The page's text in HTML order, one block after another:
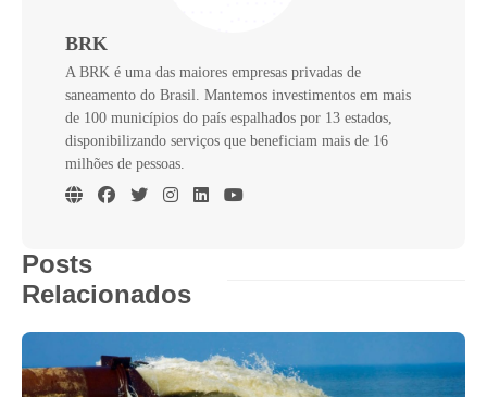
BRK
A BRK é uma das maiores empresas privadas de
saneamento do Brasil. Mantemos investimentos em mais
de 100 municípios do país espalhados por 13 estados,
disponibilizando serviços que beneficiam mais de 16
milhões de pessoas.
Posts
Relacionados